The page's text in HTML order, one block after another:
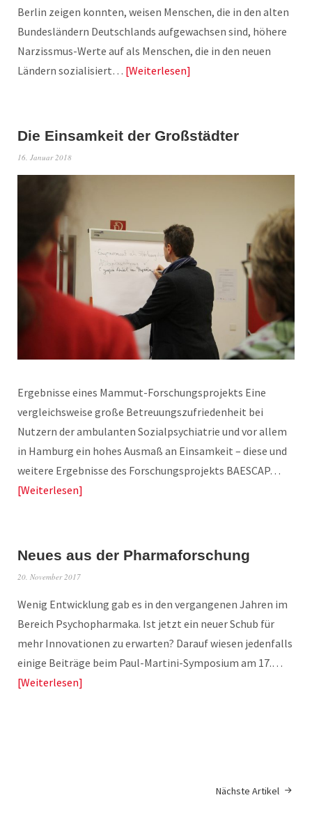
Berlin zeigen konnten, weisen Menschen, die in den alten
Bundesländern Deutschlands aufgewachsen sind, höhere
Narzissmus-Werte auf als Menschen, die in den neuen
Ländern sozialisiert… Weiterlesen
Die Einsamkeit der Großstädter
16. Januar 2018
Ergebnisse eines Mammut-Forschungsprojekts Eine
vergleichsweise große Betreuungszufriedenheit bei
Nutzern der ambulanten Sozialpsychiatrie und vor allem
in Hamburg ein hohes Ausmaß an Einsamkeit – diese und
weitere Ergebnisse des Forschungsprojekts BAESCAP…
Weiterlesen
Neues aus der Pharmaforschung
20. November 2017
Wenig Entwicklung gab es in den vergangenen Jahren im
Bereich Psychopharmaka. Ist jetzt ein neuer Schub für
mehr Innovationen zu erwarten? Darauf wiesen jedenfalls
einige Beiträge beim Paul-Martini-Symposium am 17.…
Weiterlesen
Nächste Artikel